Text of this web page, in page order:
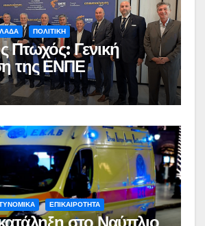
ΠΟΛΙΤΙΚΗ
Πτωχός: Γενική
της ΕΝΠΕ
ΕΠΙΚΑΙΡΟΤΗΤΑ